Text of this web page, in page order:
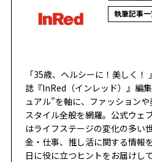
執筆記事
「35歳、ヘルシーに！美しく
誌『InRed（インレッド）』編
ュアル”を軸に、ファッション
スタイル全般を網羅。公式ウェ
はライフステージの変化の多い
金・仕事、推し活に関する情報
日に役に立つヒントをお届けして